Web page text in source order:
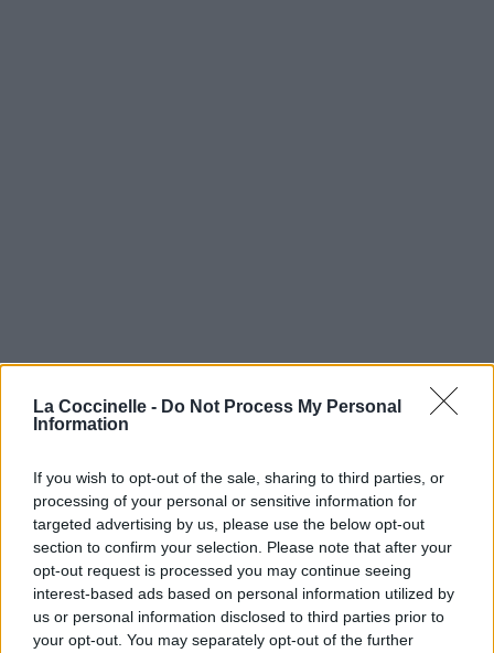
La Coccinelle - Do Not Process My Personal
Information
If you wish to opt-out of the sale, sharing to third parties, or
processing of your personal or sensitive information for
targeted advertising by us, please use the below opt-out
section to confirm your selection. Please note that after your
opt-out request is processed you may continue seeing
interest-based ads based on personal information utilized by
us or personal information disclosed to third parties prior to
your opt-out. You may separately opt-out of the further